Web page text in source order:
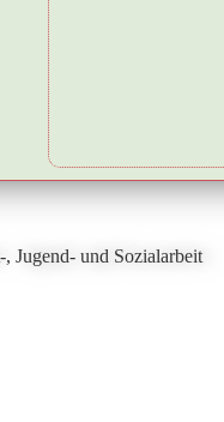
Jugend- und Sozialarbeit